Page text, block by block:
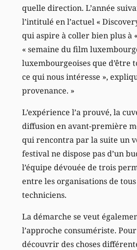
quelle direction. L’année
l’intitulé en l’actuel «
qui aspire à coller bien plus à
« semaine du film
luxembourgeoises que d’être
ce qui nous intéresse »,
provenance. »
L’expérience l’a prouvé, la
diffusion en avant-première
qui rencontra par la suite un
festival ne dispose pas d’un
l’équipe dévouée de trois
entre les organisations de
techniciens.
La démarche se veut
l’approche consumériste.
découvrir des choses